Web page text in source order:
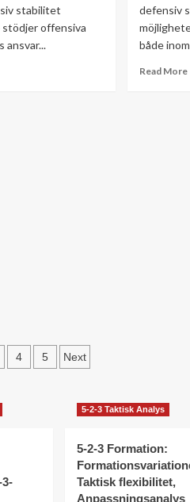
stabilitet
offensiva
ansvar...
defensiv
både
Read More
4 5 Next
5-2-3 Taktisk Analys
5-2-3 Formation:
Taktisk flexibilitet,
Anpassningsanalys